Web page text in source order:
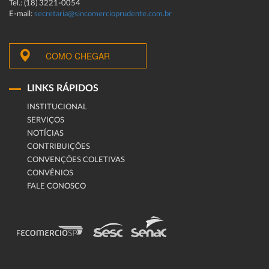
Tel.: (18) 3221-0054
E-mail: secretaria@sincomercioprudente.com.br
COMO CHEGAR
LINKS RÁPIDOS
INSTITUCIONAL
SERVIÇOS
NOTÍCIAS
CONTRIBUIÇÕES
CONVENÇÕES COLETIVAS
CONVÊNIOS
FALE CONOSCO